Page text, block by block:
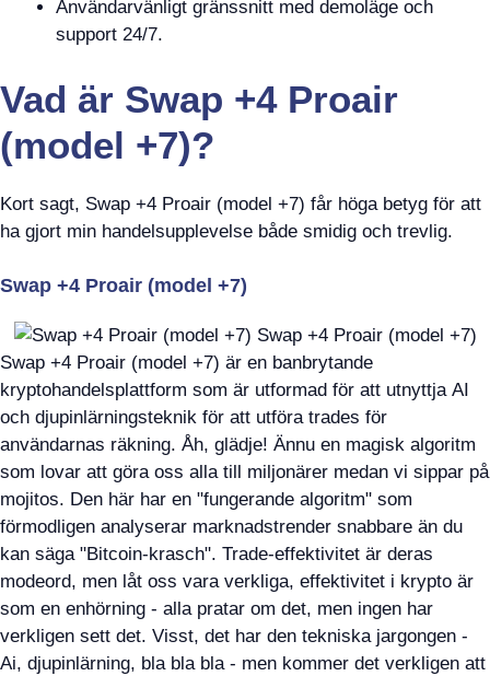
Användarvänligt gränssnitt med demoläge och
support 24/7.
Vad är Swap +4 Proair
(model +7)?
Kort sagt, Swap +4 Proair (model +7) får höga betyg för att
ha gjort min handelsupplevelse både smidig och trevlig.
Swap +4 Proair (model +7)
Swap +4 Proair (model +7) är en banbrytande
kryptohandelsplattform som är utformad för att utnyttja AI
och djupinlärningsteknik för att utföra trades för
användarnas räkning. Åh, glädje! Ännu en magisk algoritm
som lovar att göra oss alla till miljonärer medan vi sippar på
mojitos. Den här har en "fungerande algoritm" som
förmodligen analyserar marknadstrender snabbare än du
kan säga "Bitcoin-krasch". Trade-effektivitet är deras
modeord, men låt oss vara verkliga, effektivitet i krypto är
som en enhörning - alla pratar om det, men ingen har
verkligen sett det. Visst, det har den tekniska jargongen -
Ai, djupinlärning, bla bla bla - men kommer det verkligen att